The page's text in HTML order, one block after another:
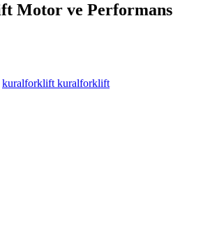
Motor ve Performans
kuralforklift kuralforklift